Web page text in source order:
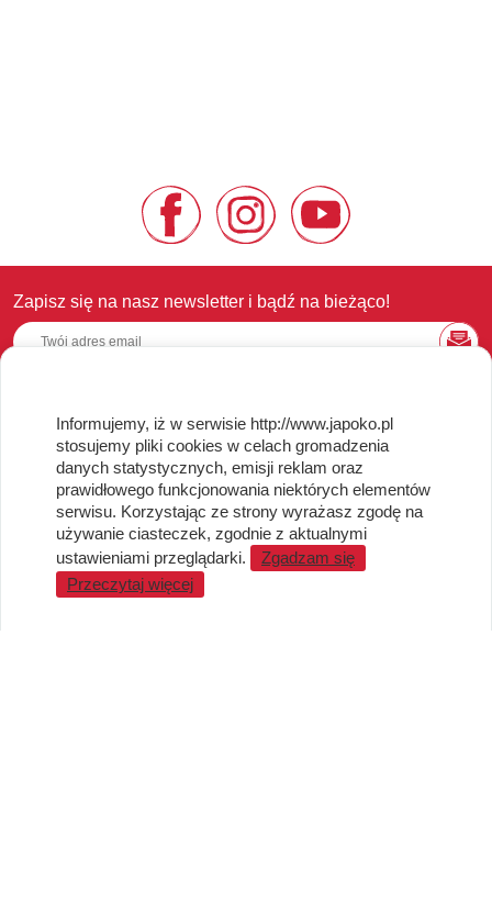
Zapisz się na nasz newsletter i bądź na bieżąco!
OBSŁUGA KLIENTA
Regulamin i Polityka Cookies
Dostawa, Reklamacje i Zwroty
Metody płatności
Standardy jakości i bezpieczeństwa
WARTO WIEDZIEĆ
Informujemy, iż w serwisie http://www.japoko.pl
stosujemy pliki cookies w celach gromadzenia
danych statystycznych, emisji reklam oraz
prawidłowego funkcjonowania niektórych elementów
serwisu. Korzystając ze strony wyrażasz zgodę na
używanie ciasteczek, zgodnie z aktualnymi
ustawieniami przeglądarki.
Zgadzam się
Przeczytaj więcej